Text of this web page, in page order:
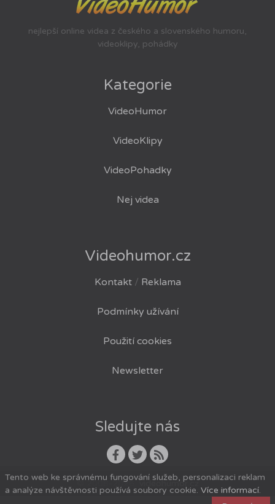
nejlepší online videa z českého a slovenského humoru,
videoklipy, pohádky
Kategorie
VideoHumor
VideoKlipy
VideoPohadky
Nej videa
Videohumor.cz
Kontakt/ Reklama
Podmínky užívání
Použití cookies
Newsletter
Sledujte nás
© 2008-2026videohumor.cz
Tento web ke správnému fungování služeb, personalizaci reklam
a analýze návštěvnosti používá soubory cookie. Více informací.